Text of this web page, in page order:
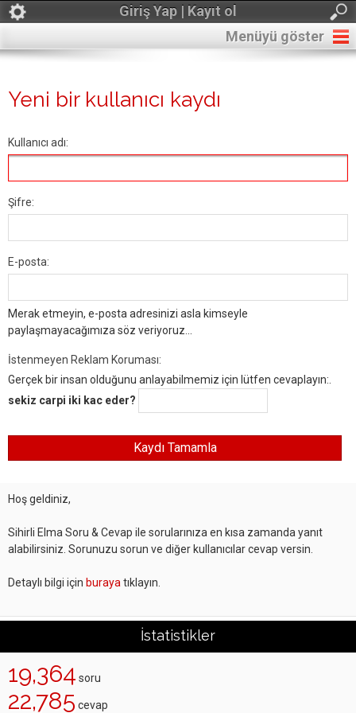
Giriş Yap | Kayıt ol
Menüyü göster
Yeni bir kullanıcı kaydı
Kullanıcı adı:
Şifre:
E-posta:
Merak etmeyin, e-posta adresinizi asla kimseyle
paylaşmayacağımıza söz veriyoruz...
İstenmeyen Reklam Koruması:
Gerçek bir insan olduğunu anlayabilmemiz için lütfen cevaplayın:.
sekiz carpi iki kac eder?
Hoş geldiniz,
Sihirli Elma Soru & Cevap ile sorularınıza en kısa zamanda yanıt
alabilirsiniz. Sorunuzu sorun ve diğer kullanıcılar cevap versin.
Detaylı bilgi için buraya tıklayın.
İstatistikler
19,364 soru
22,785 cevap